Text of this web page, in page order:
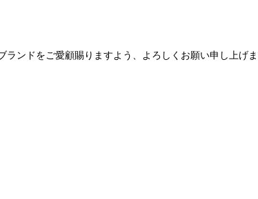
ンドをご愛顧賜りますよう、よろしくお願い申し上げま